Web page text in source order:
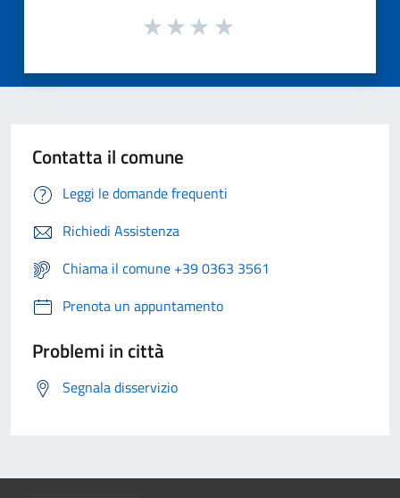
Contatta il comune
Leggi le domande frequenti
Richiedi Assistenza
Chiama il comune +39 0363 3561
Prenota un appuntamento
Problemi in città
Segnala disservizio